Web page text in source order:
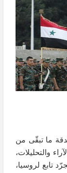
ما تبقّى من
والتحليلات،
تابع لروسيا،